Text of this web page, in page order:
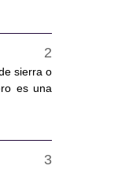
sierra o
es una